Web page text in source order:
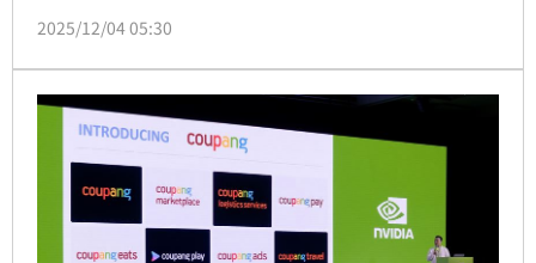
人數已從零突破40萬人，顯見投資人對能靈活操作、貼
進場黃金期中，台新投信、復華投信、群益投信與第一
金投信相繼推出壓軸主動式台股ETF，搶攻2025金馬年
行情。
2025/12/04 05:30